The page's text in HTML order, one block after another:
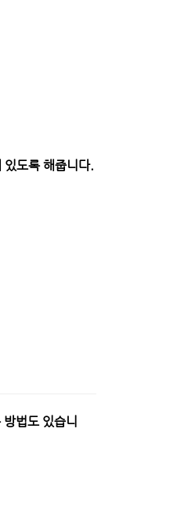
도록 해줍니다.
법도 있습니